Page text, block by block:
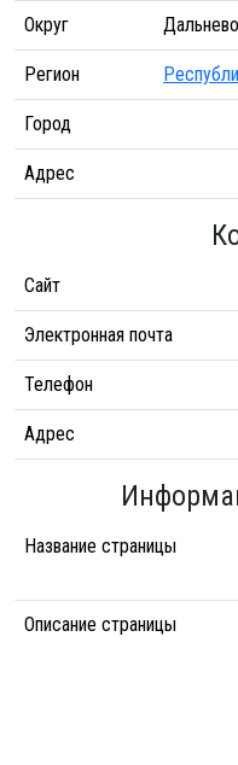
Округ
Регион
Город
Адрес
Сайт
Электронная почта
Телефон
Адрес
Название страницы
Описание страницы